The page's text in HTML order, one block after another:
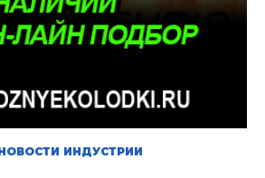
ИНДУСТРИИ